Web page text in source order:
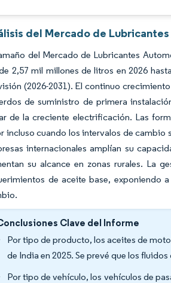
del Mercado de
del Mercado de Lubricantes
2,57 mil millones de litros en 2026
(2026-2031). El continuo
de suministro de primera
de la creciente electrificación. Las
incluso cuando los intervalos de cambio
internacionales amplían su
su alcance en zonas rurales. La
de aceite base, exponiendo
Clave del Informe
Por tipo de producto, los aceites de
de India en 2025. Se prevé que los
Por tipo de vehículo, los vehículos de